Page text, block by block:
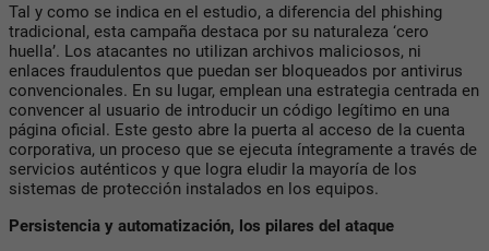
Tal y como se indica en el estudio, a diferencia del phishing
tradicional, esta campaña destaca por su naturaleza ‘cero
huella’. Los atacantes no utilizan archivos maliciosos, ni
enlaces fraudulentos que puedan ser bloqueados por antivirus
convencionales. En su lugar, emplean una estrategia centrada en
convencer al usuario de introducir un código legítimo en una
página oficial. Este gesto abre la puerta al acceso de la cuenta
corporativa, un proceso que se ejecuta íntegramente a través de
servicios auténticos y que logra eludir la mayoría de los
sistemas de protección instalados en los equipos.
Persistencia y automatización, los pilares del ataque